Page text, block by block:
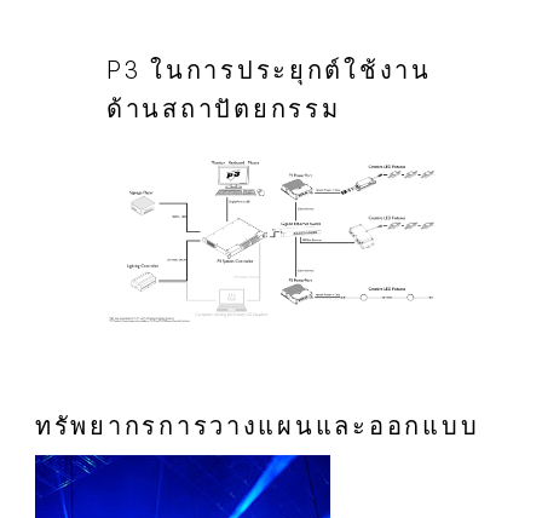
P3 ในการประยุกต์ใช้งาน
ด้านสถาปัตยกรรม
ทรัพยากรการวางแผนและออกแบบ